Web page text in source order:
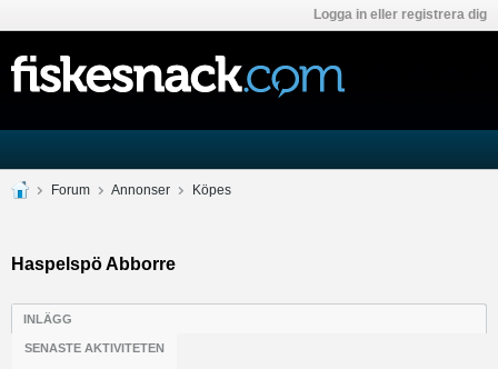
Logga in eller registrera dig
Forum Annonser Köpes
Haspelspö Abborre
INLÄGG
SENASTE AKTIVITETEN